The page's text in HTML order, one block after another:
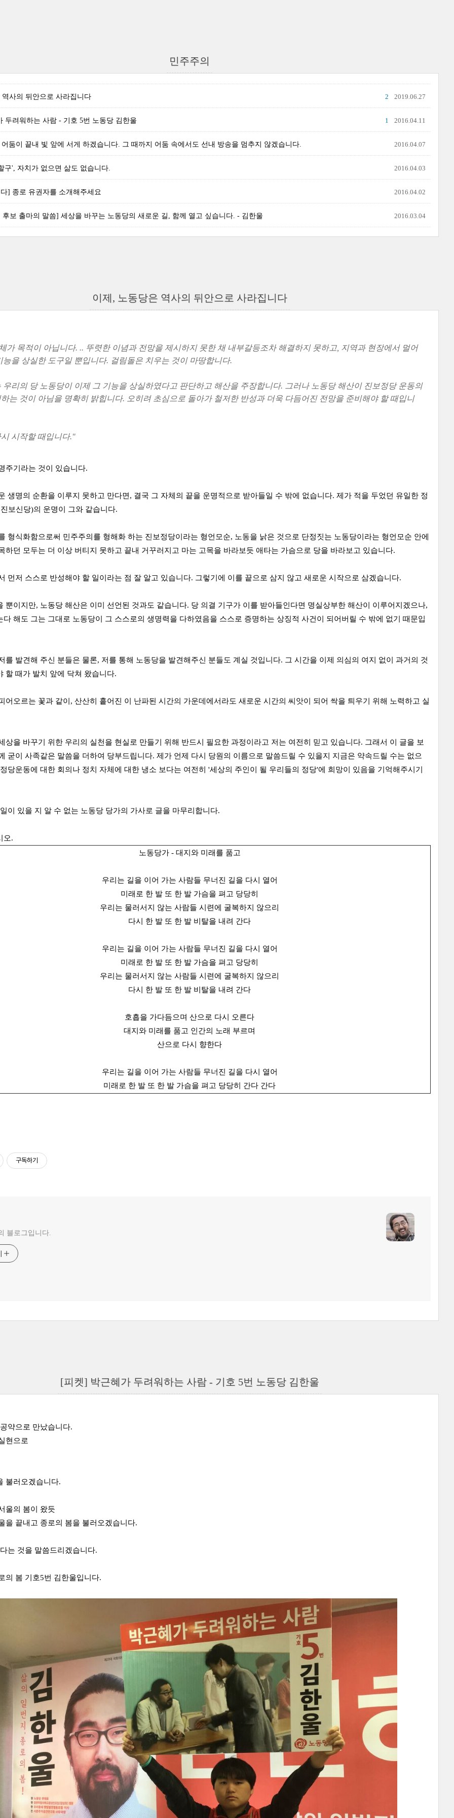
민주주의
사의 뒤안으로 사라집니다 2019.06.27
2
두려워하는 사람 - 기호 5번 노동당 김한울 2016.04.11
1
둠이 끝내 빛 앞에 서게 하겠습니다. 그 때까지 어둠 속에서도 선내 방송을 멈추지 않겠습니다. 2016.04.07
구', 자치가 없으면 삶도 없습니다. 2016.04.03
] 종로 유권자를 소개해주세요 2016.04.02
보 출마의 말씀] 세상을 바꾸는 노동당의 새로운 길, 함께 열고 싶습니다. - 김한울 2016.03.04
이제, 노동당은 역사의 뒤안으로 사라집니다
가 목적이 아닙니다. .. 뚜렷한 이념과 전망을 제시하지 못한 채 내부갈등조차 해결하지 못하고, 지역과 현장에서 멀어
능을 상실한 도구일 뿐입니다. 걸림돌은 치우는 것이 마땅합니다.
우리의 당 노동당이 이제 그 기능을 상실하였다고 판단하고 해산을 주장합니다. 그러나 노동당 해산이 진보정당 운동의
는 것이 아님을 명확히 밝힙니다. 오히려 초심으로 돌아가 철저한 반성과 더욱 다듬어진 전망을 준비해야 할 때입니
시작할 때입니다."
주기라는 것이 있습니다.
생명의 순환을 이루지 못하고 만다면, 결국 그 자체의 끝을 운명적으로 받아들일 수 밖에 없습니다. 제가 적을 두었던 유일한 정
보신당)의 운명이 그와 같습니다.
형식화함으로써 민주주의를 형해화 하는 진보정당이라는 형언모순, 노동을 낡은 것으로 단정짓는 노동당이라는 형언모순 안에
하던 모두는 더 이상 버티지 못하고 끝내 거꾸러지고 마는 고목을 바라보듯 애타는 가슴으로 당을 바라보고 있습니다.
먼저 스스로 반성해야 할 일이라는 점 잘 알고 있습니다. 그렇기에 이를 끝으로 삼지 않고 새로운 시작으로 삼겠습니다.
뿐이지만, 노동당 해산은 이미 선언된 것과도 같습니다. 당 의결 기구가 이를 받아들인다면 명실상부한 해산이 이루어지겠으나,
다 해도 그는 그대로 노동당이 그 스스로의 생명력을 다하였음을 스스로 증명하는 상징적 사건이 되어버릴 수 밖에 없기 때문입
를 발견해 주신 분들은 물론, 저를 통해 노동당을 발견해주신 분들도 계실 것입니다. 그 시간을 이제 의심의 여지 없이 과거의 것
할 때가 발치 앞에 닥쳐 왔습니다.
어오르는 꽃과 같이, 산산히 흩어진 이 난파된 시간의 가운데에서라도 새로운 시간의 씨앗이 되어 싹을 틔우기 위해 노력하고 실
상을 바꾸기 위한 우리의 실천을 현실로 만들기 위해 반드시 필요한 과정이라고 저는 여전히 믿고 있습니다. 그래서 이 글을 보
굳이 사족같은 말씀을 더하여 당부드립니다. 제가 언제 다시 당원의 이름으로 말씀드릴 수 있을지 지금은 약속드릴 수는 없으
당운동에 대한 회의나 정치 자체에 대한 냉소 보다는 여전히 '세상의 주인이 될 우리들의 정당'에 희망이 있음을 기억해주시기
이 있을 지 알 수 없는 노동당 당가의 가사로 글을 마무리합니다.
오.
노동당가 - 대지와 미래를 품고
우리는 길을 이어 가는 사람들 무너진 길을 다시 열어
미래로 한 발 또 한 발 가슴을 펴고 당당히
우리는 물러서지 않는 사람들 시련에 굴복하지 않으리
다시 한 발 또 한 발 비탈을 내려 간다
우리는 길을 이어 가는 사람들 무너진 길을 다시 열어
미래로 한 발 또 한 발 가슴을 펴고 당당히
우리는 물러서지 않는 사람들 시련에 굴복하지 않으리
다시 한 발 또 한 발 비탈을 내려 간다
호흡을 가다듬으며 산으로 다시 오른다
대지와 미래를 품고 인간의 노래 부르며
산으로 다시 향한다
우리는 길을 이어 가는 사람들 무너진 길을 다시 열어
미래로 한 발 또 한 발 가슴을 펴고 당당히 간다 간다
구독하기
블로그입니다.
[피켓] 박근혜가 두려워하는 사람 - 기호 5번 노동당 김한울
약으로 만났습니다.
현으로
불러오겠습니다.
울의 봄이 왔듯
을 끝내고 종로의 봄을 불러오겠습니다.
는 것을 말씀드리겠습니다.
의 봄 기호5번 김한울입니다.